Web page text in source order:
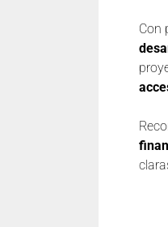
Con